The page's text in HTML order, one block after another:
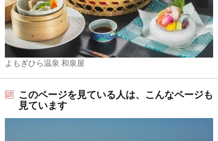
よもぎひら温泉 和泉屋
このページを見ている人は、こんなページも
見ています